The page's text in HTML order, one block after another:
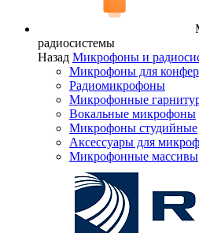
радиосистемы
Назад Микрофоны и
Микрофоны для
Радиомикрофоны
Микрофонные
Вокальные микрофоны
Микрофоны студийные
Аксессуары для
Микрофонные массивы